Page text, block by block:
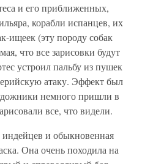
и его приближенных,
корабли испанцев, их
ищеек (эту породу собак
что все зарисовки будут
устроил пальбу из пушек
атаку. Эффект был
немного пришли в
все, что видели.
и обыкновенная
Она очень походила на